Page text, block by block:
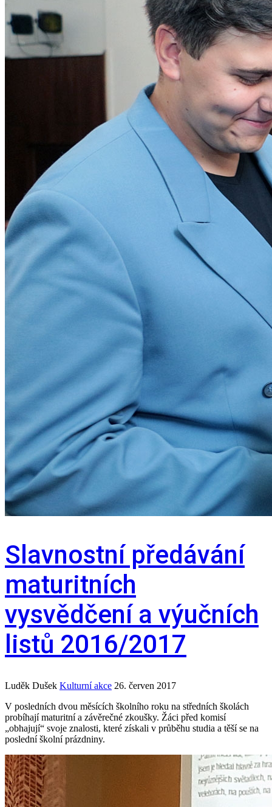
Slavnostní předávání
maturitních
vysvědčení a výučních
listů 2016/2017
Luděk Dušek Kulturní akce 26. červen 2017
V posledních dvou měsících školního roku na středních školách
probíhají maturitní a závěrečné zkoušky. Žáci před komisí
„obhajují“ svoje znalosti, které získali v průběhu studia a těší se na
poslední školní prázdniny.